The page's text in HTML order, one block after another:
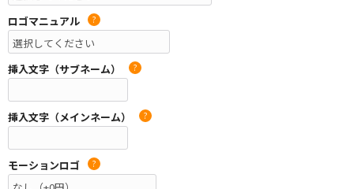
ロゴマニュアル ?
挿入文字（サブネーム） ?
挿入文字（メインネーム） ?
モーションロゴ ?